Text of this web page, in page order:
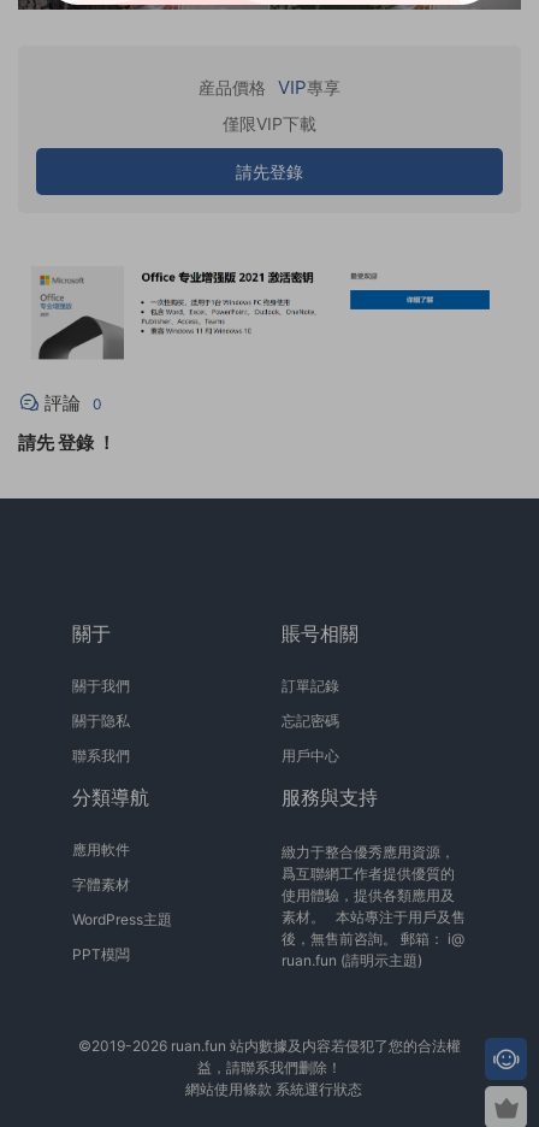
産品價格 VIP專享
僅限VIP下載
請先登錄
評論 0
請先登錄 ！
關于
關于我們
關于隐私
聯系我們
賬号相關
訂單記錄
忘記密碼
用戶中心
分類導航
應用軟件
字體素材
WordPress主題
PPT模闆
服務與支持
緻力于整合優秀應用資源，
爲互聯網工作者提供優質的
使用體驗，提供各類應用及
素材。 本站專注于用戶及售
後，無售前咨詢。 郵箱： i@
ruan.fun (請明示主題)
©2019-2026 ruan.fun 站内數據及内容若侵犯了您的合法權
益，請聯系我們删除！
網站使用條款 系統運行狀态